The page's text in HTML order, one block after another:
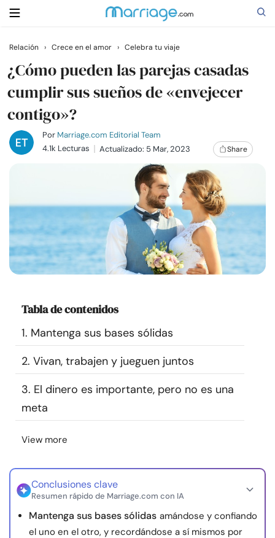
Buscar
Casarse
Relaciones
Ayuda
Cursos
Comunidad
Encuentra un terapeuta
Idioma
Sobre nosotros
© Copyright 2026. Todos los derechos reservados.
Relación › Crece en el amor › Celebra tu viaje
¿Cómo pueden las parejas casadas
cumplir sus sueños de «envejecer
contigo»?
Por Marriage.com Editorial Team
4.1k Lecturas
Actualizado: 5 Mar, 2023 Share
Tabla de contenidos
1. Mantenga sus bases sólidas
2. Vivan, trabajen y jueguen juntos
3. El dinero es importante, pero no es una
meta
View more
Conclusiones clave
Resumen rápido de Marriage.com con IA
Mantenga sus bases sólidas amándose y confiando
el uno en el otro, y recordándose a sí mismos por